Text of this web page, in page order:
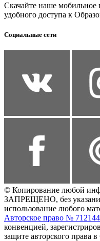
Скачайте наше мобильное
удобного доступа к
Социальные сети
© Копирование любой
ЗАПРЕЩЕНО, без
использование любого
Авторское право №
конвенцией,
защите авторского